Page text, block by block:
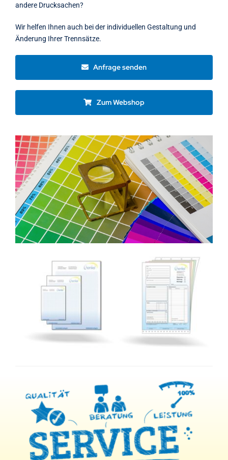
andere Drucksachen?
Wir helfen Ihnen auch bei der individuellen Gestaltung und
Änderung Ihrer Trennsätze.
Anfrage senden
Zum Webshop